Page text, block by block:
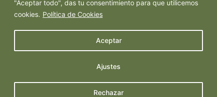
"Aceptar todo", das tu consentimiento para que utilicemos
cookies. Política de Cookies
Ajustes
Rechazar
Aceptar
Política de Privacidad